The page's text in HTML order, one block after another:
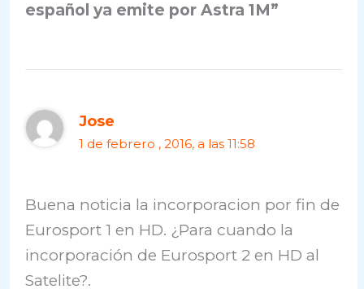
español ya emite por Astra 1M”
Jose
1 de febrero , 2016, a las 11:58
Buena noticia la incorporacion por fin de
Eurosport 1 en HD. ¿Para cuando la
incorporación de Eurosport 2 en HD al
Satelite?.